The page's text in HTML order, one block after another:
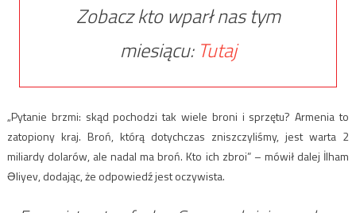
Zobacz kto wparł nas tym
miesiącu: Tutaj
„Pytanie brzmi: skąd pochodzi tak wiele broni i sprzętu? Armenia to
zatopiony kraj. Broń, którą dotychczas zniszczyliśmy, jest warta 2
miliardy dolarów, ale nadal ma broń. Kto ich zbroi” – mówił dalej İlham
Əliyev, dodając, że odpowiedź jest oczywista.